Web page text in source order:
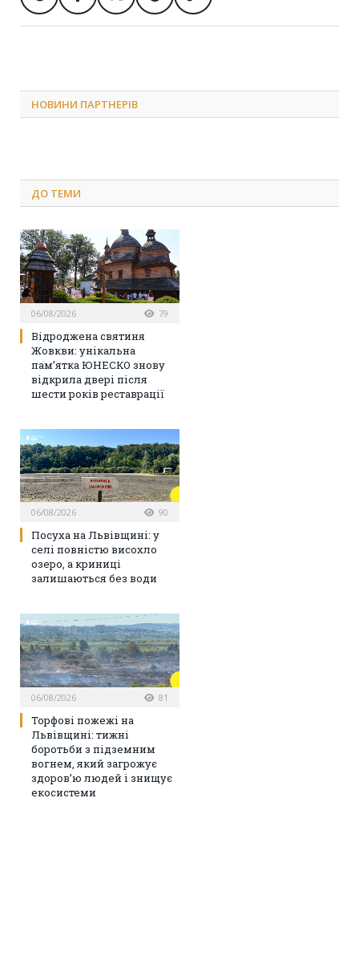
НОВИНИ ПАРТНЕРІВ
ДО ТЕМИ
06/08/2026 79
Відроджена святиня
Жовкви: унікальна
пам’ятка ЮНЕСКО знову
відкрила двері після
шести років реставрації
06/08/2026 90
Посуха на Львівщині: у
селі повністю висохло
озеро, а криниці
залишаються без води
06/08/2026 81
Торфові пожежі на
Львівщині: тижні
боротьби з підземним
вогнем, який загрожує
здоров’ю людей і знищує
екосистеми